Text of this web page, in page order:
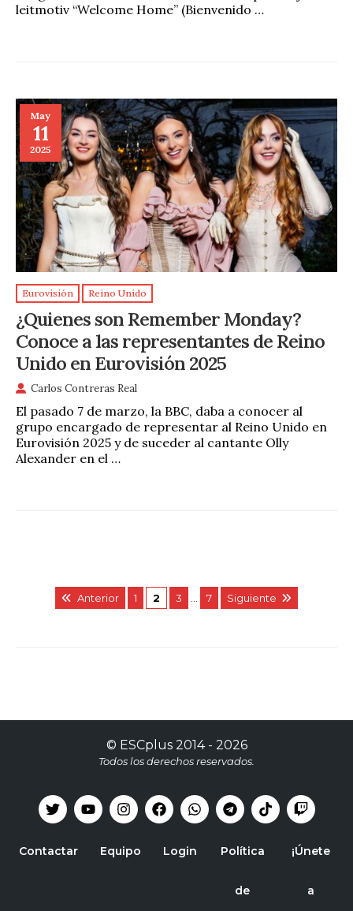
leitmotiv “Welcome Home” (Bienvenido …
May
11
2025
Eurovisión Reino Unido
¿Quienes son Remember Monday?
Conoce a las representantes de Reino
Unido en Eurovisión 2025
Carlos Contreras Real
El pasado 7 de marzo, la BBC, daba a conocer al
grupo encargado de representar al Reino Unido en
Eurovisión 2025 y de suceder al cantante Olly
Alexander en el …
Anterior 1 2 3 7 Siguiente
© ESCplus2014 - 2026
Todos los derechos reservados.
Contactar Equipo Login Política
de
¡Únete
a